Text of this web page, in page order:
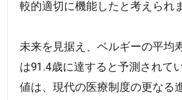
較的適切に機能したと考えられ
未来を見据え、ベルギーの平均
は91.4歳に達すると予測されて
値は、現代の医療制度の更なる